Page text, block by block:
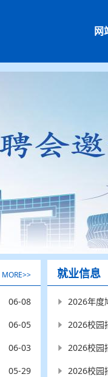
网
MORE>>
06-08
06-05
06-03
05-29
就业信息
2026年度
2026校园
2026校园招
2026校园招聘